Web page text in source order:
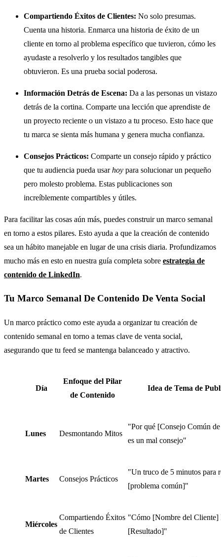
Compartiendo Éxitos de Clientes: No solo presumas.
Cuenta una historia. Enmarca una historia de éxito de un
cliente en torno al problema específico que tuvieron, cómo les
ayudaste a resolverlo y los resultados tangibles que
obtuvieron. Es una prueba social poderosa.
Información Detrás de Escena: Da a las personas un vistazo
detrás de la cortina. Comparte una lección que aprendiste de
un proyecto reciente o un vistazo a tu proceso. Esto hace que
tu marca se sienta más humana y genera mucha confianza.
Consejos Prácticos: Comparte un consejo rápido y práctico
que tu audiencia pueda usarhoy para solucionar un pequeño
pero molesto problema. Estas publicaciones son
increíblemente compartibles y útiles.
Para facilitar las cosas aún más, puedes construir un marco semanal
en torno a estos pilares. Esto ayuda a que la creación de contenido
sea un hábito manejable en lugar de una crisis diaria. Profundizamos
mucho más en esto en nuestra guía completa sobre estrategia de
contenido de LinkedIn.
Tu Marco Semanal De Contenido De Venta Social
Un marco práctico como este ayuda a organizar tu creación de
contenido semanal en torno a temas clave de venta social,
asegurando que tu feed se mantenga balanceado y atractivo.
Día
Enfoque del Pilar
de Contenido
Idea de Tema de
Lunes Desmontando Mitos
"Por qué [Consejo Común
es un mal consejo"
Martes Consejos Prácticos
"Un truco de 5 minutos para
[problema común]"
Miércoles
Compartiendo Éxitos
de Clientes
"Cómo [Nombre del Cliente]
[Resultado]"